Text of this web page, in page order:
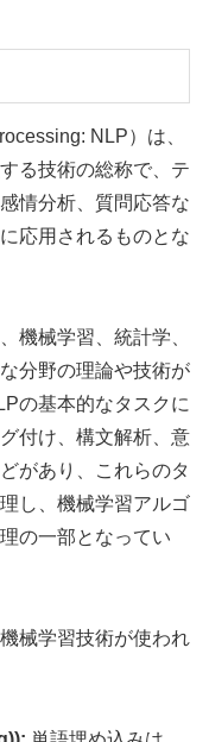
NLP）は、
る技術の総称で、テ
情分析、質問応答な
応用されるものとな
機械学習、統計学、
分野の理論や技術が
の基本的なタスクに
付け、構文解析、意
があり、これらのタ
し、機械学習アルゴ
の一部となってい
械学習技術が使われ